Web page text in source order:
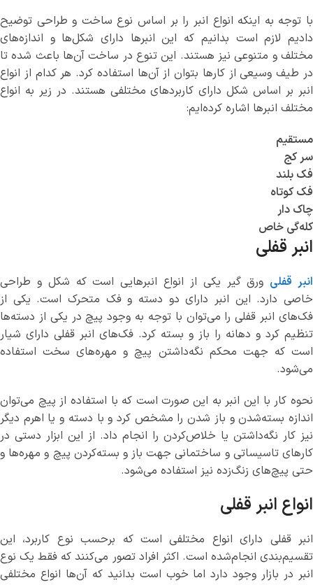
با توجه به اینکه انواع انبر را بر اساس نوع ساخت و طراحی توضیح
دادیم لازم است بدانیم که این انبرها دارای شکل‌ها و اندازه‌های
مختلف و متنوعی نیز هستند. این تنوع در ساخت آن‌ها باعث شده تا
در طیف وسیعی از کارها بتوان از آن‌ها استفاده کرد. هر کدام از انواع
انبر بر اساس شکل دارای کاربردهای مختلفی هستند. در زیر به انواع
مختلف انبرها اشاره کرده‌ایم:
مستقیم
سر کج
فک بلند
فک کوتاه
چاک دار
کله‌گی خاص
انبر قفلی
انبر قفلی ورق گیر یکی از انواع انبرهایی است که شکل و طراحی
خاصی دارد. این انبر دارای دو دسته و فک متحرک است. یکی از
فک‌های انبر قفلی را می‌توان با توجه به وجود پیچ در یکی از دسته‌ها
تنظیم کرد و دهانه را باز و بسته کرد. فک‌های انبر قفلی دارای شیار
است که جهت محکم نگه‌داشتن پیچ و مهره‌های سخت استفاده
می‌شود.
نحوه کار با این انبر به این صورت است که با استفاده از پیچ می‌توان
اندازه بسته‌شدن و باز شدن را مشخص کرد و با دسته و یا اهرم دیگر
نیز کار نگه‌داشتن یا خلاص‌کردن را انجام داد. از این ابزار دستی در
کارهای تاسیساتی و ساختمانی جهت باز و بسته‌کردن پیچ و مهره‌ها و
حتی پیچ‌های زنگ‌زده نیز استفاده می‌شود.
انواع انبر قفلی
انبر قفلی دارای انواع مختلفی است که برحسب نوع کاربرد، این
تقسیم‌‌بندی انجام‌شده است. اکثر افراد تصور می‌کنند که فقط یک نوع
انبر در بازار وجود دارد اما خوب است بدانید که آن‌ها انواع مختلفی